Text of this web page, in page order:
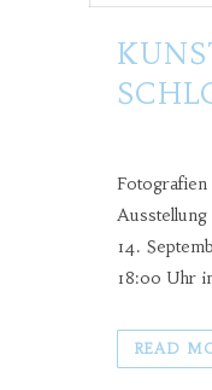
14.
18:00 Uhr
READ